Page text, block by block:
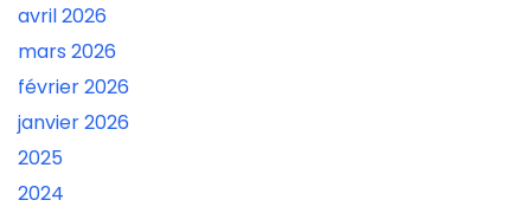
avril 2026
mars 2026
février 2026
janvier 2026
2025
2024